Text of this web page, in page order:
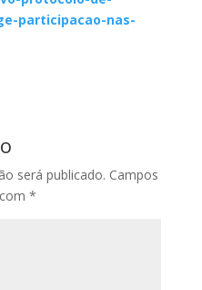
participacao-nas-
será publicado. Campos
*